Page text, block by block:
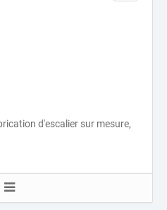
d'escalier sur mesure,